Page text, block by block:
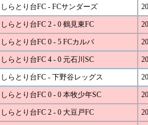
しらとり台FC - FCサンダーズ
しらとり台FC 2 - 0 鶴見東FC
しらとり台FC 0 - 5 FCカルパ
しらとり台FC 4 - 0 元石川SC
しらとり台FC - 下野谷レッグス
しらとり台FC 0 - 0 本牧少年SC
しらとり台FC 2 - 0 大豆戸FC